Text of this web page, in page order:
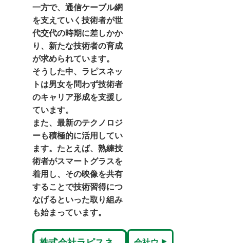
一方で、通信ケーブル網
を支えていく技術者が世
代交代の時期に差しかか
り、新たな技術者の育成
が求められています。
そうした中、ラピスネッ
トは男女を問わず技術者
のキャリア形成を支援し
ています。
また、最新のテクノロジ
ーも積極的に活用してい
ます。たとえば、熟練技
術者がスマートグラスを
着用し、その映像を共有
することで技術習得につ
なげるといった取り組み
も始まっています。